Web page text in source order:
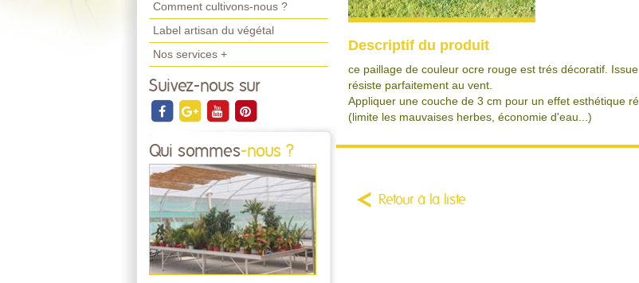
Comment cultivons-nous ?
Label artisan du végétal
Nos services +
Suivez-nous sur
Qui sommes-nous ?
Descriptif du produit
ce paillage de couleur ocre rouge est trés décoratif.
résiste parfaitement au vent.
Appliquer une couche de 3 cm pour un effet esthétique
(limite les mauvaises herbes, économie d'eau...)
Retour à la liste